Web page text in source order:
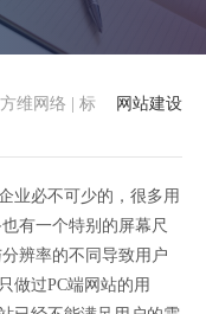
网站建设
维网络
标
必不可少的，很多用
有一个特别的屏幕尺
辨率的不同导致用户
做过PC端网站的用